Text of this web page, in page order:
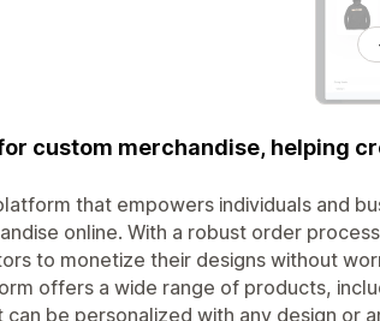
custom merchandise, helping
that empowers individuals and
online. With a robust order
to monetize their designs without
offers a wide range of products,
be personalized with any design or